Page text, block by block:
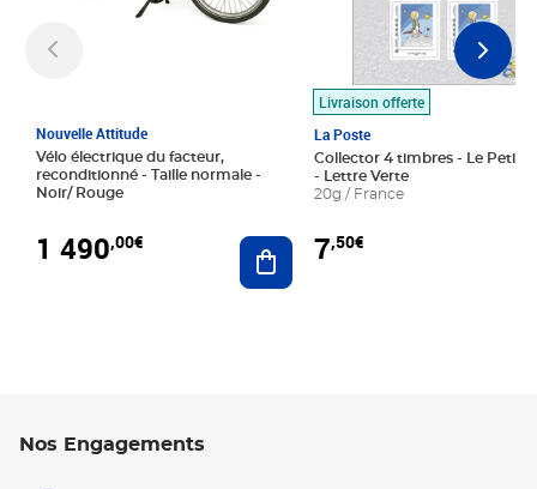
Nouvelle Attitude
Vélo électrique du facteur,
reconditionné - Taille normale -
Noir/ Rouge
1 490,00€ Ajouter au panier
Livraison offerte
La Poste
Collector 4 timbres - Le Petit
- Lettre Verte
20g / France
7,50€
Nos Engagements